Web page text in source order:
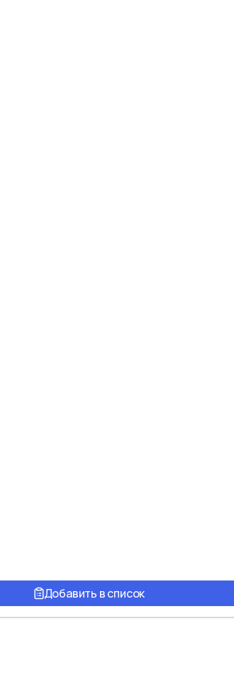
Добавить в список